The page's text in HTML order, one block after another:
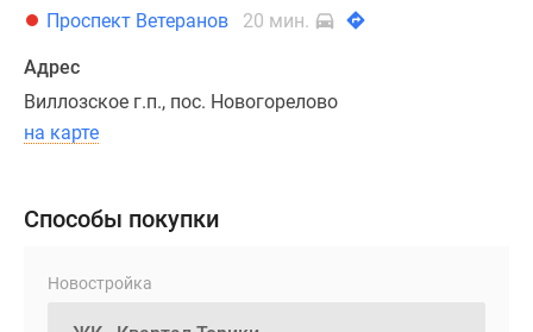
обеспечит
удобство
передвижения
жителям
посетителям.
Внутри
холла
Проспект Ветеранов
20 мин.
Адрес
Виллозское г.п., пос. Новогорелово
на карте
Способы покупки
Новостройка